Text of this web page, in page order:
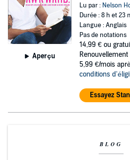
Aperçu
Lu par : Nelson
Durée : 8 h et 23
Langue : Anglais
Pas de notations
14,99 € ou
5,99 €/mois
conditions
Essayez
BLOG